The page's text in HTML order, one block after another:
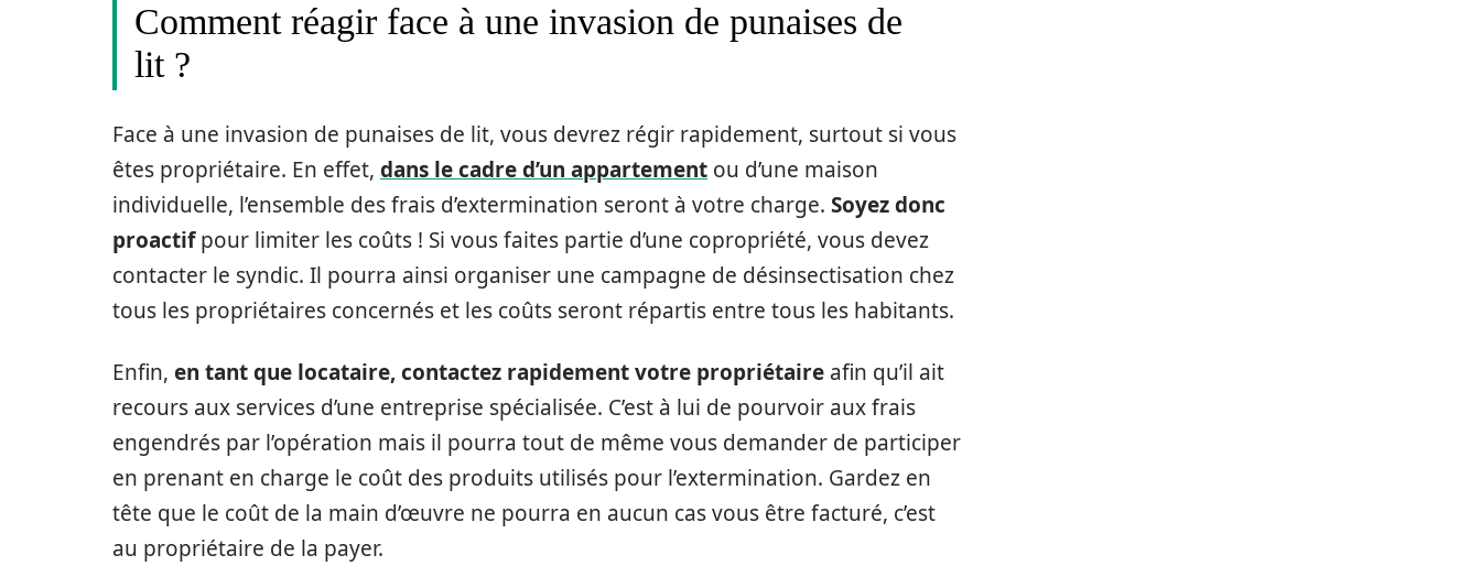
Comment réagir face à une invasion de punaises de
lit ?
Face à une invasion de punaises de lit, vous devrez régir rapidement, surtout si vous
êtes propriétaire. En effet, dans le cadre d’un appartement ou d’une maison
individuelle, l’ensemble des frais d’extermination seront à votre charge. Soyez donc
proactifpour limiter les coûts ! Si vous faites partie d’une copropriété, vous devez
contacter le syndic. Il pourra ainsi organiser une campagne de désinsectisation chez
tous les propriétaires concernés et les coûts seront répartis entre tous les habitants.
Enfin, en tant que locataire, contactez rapidement votre propriétaire afin qu’il ait
recours aux services d’une entreprise spécialisée. C’est à lui de pourvoir aux frais
engendrés par l’opération mais il pourra tout de même vous demander de participer
en prenant en charge le coût des produits utilisés pour l’extermination. Gardez en
tête que le coût de la main d’œuvre ne pourra en aucun cas vous être facturé, c’est
au propriétaire de la payer.